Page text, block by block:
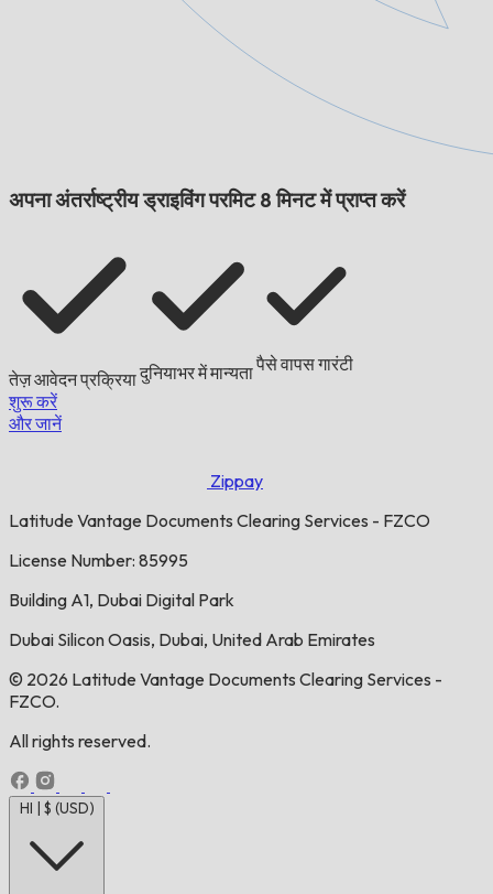
अपना अंतर्राष्ट्रीय ड्राइविंग परमिट 8 मिनट में प्राप्त करें
तेज़ आवेदन प्रक्रियादुनियाभर में मान्यतापैसे वापस गारंटी
शुरू करें
और जानें
Zippay
Latitude Vantage Documents Clearing Services - FZCO
License Number: 85995
Building A1, Dubai Digital Park
Dubai Silicon Oasis, Dubai, United Arab Emirates
© 2026 Latitude Vantage Documents Clearing Services -
FZCO.
All rights reserved.
HI | $ (USD)